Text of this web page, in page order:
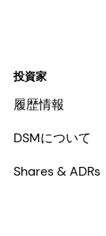
投資家
履歴情報
DSMについて
Shares & ADRs